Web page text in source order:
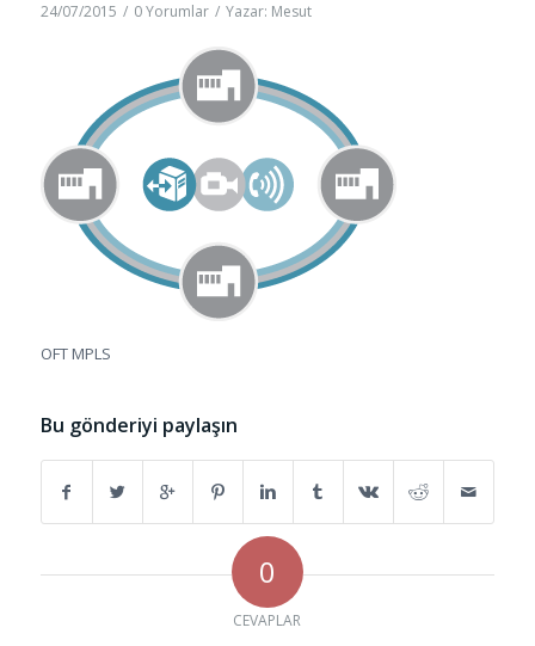
24/07/2015 / 0 Yorumlar / Yazar: Mesut
OFT MPLS
Bu gönderiyi paylaşın
0
CEVAPLAR